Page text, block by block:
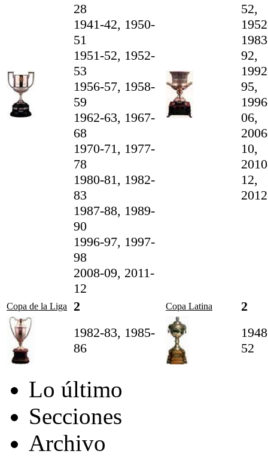
28
1941-42, 1950-
51
1951-52, 1952-
53
1956-57, 1958-
59
1962-63, 1967-
68
1970-71, 1977-
78
1980-81, 1982-
83
1987-88, 1989-
90
1996-97, 1997-
98
2008-09, 2011-
12
52,
92,
95,
06,
10,
12,
Copa de la Liga 2 Copa Latina
2
1982-83, 1985-
86
52
Lo último
Secciones
Archivo